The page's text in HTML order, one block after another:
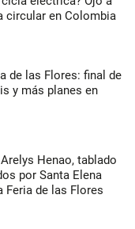
circular en Colombia
de las Flores: final de
y más planes en
Henao, tablado
por Santa Elena
Feria de las Flores